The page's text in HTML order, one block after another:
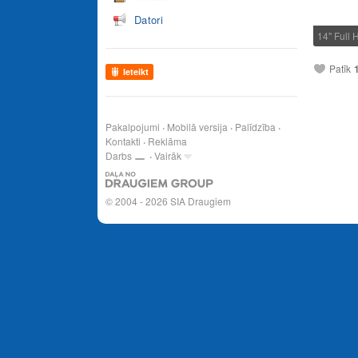
Datori
Ieteikt
Pakalpojumi Mobilā versija
Palīdzība
Kontakti
Reklāma
Darbs
Vairāk
© 2004 - 2026 SIA Draugiem
14" Full
Patīk 1